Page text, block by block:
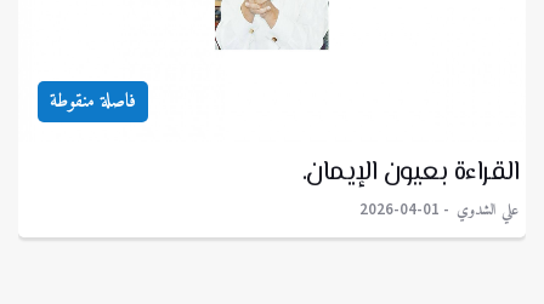
فاصلة منقوطة
القراءة بعيون الإيمان.
علي الشدوي 2026-04-01